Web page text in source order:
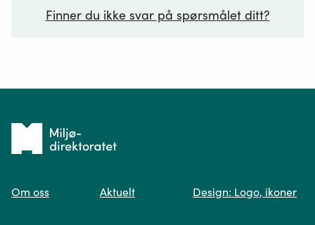
Finner du ikke svar på spørsmålet ditt?
Spør oss
Tilbake
forsiden
Om oss Aktuelt Design: Logo, ikoner